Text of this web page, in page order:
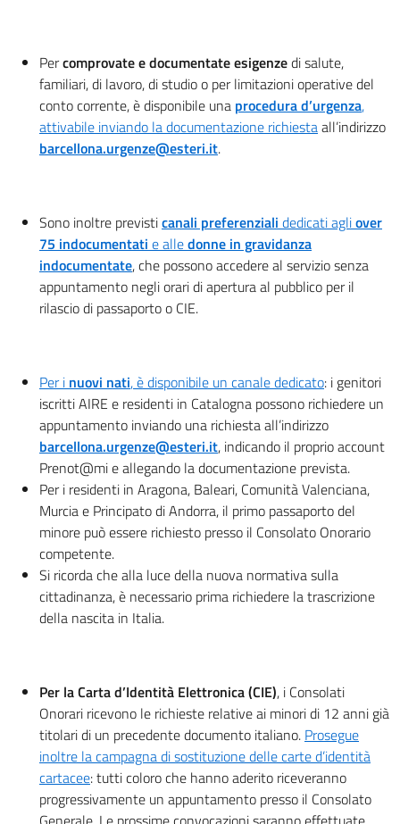
Percomprovate e documentate esigenzedi salute,
familiari, di lavoro, di studio o per limitazioni operative del
conto corrente, è disponibile una procedura d’urgenza,
attivabile inviando la documentazione richiestaall’indirizzo
barcellona.urgenze@esteri.it.
Sono inoltre previsticanali preferenziali dedicati agliover
75 indocumentati e alledonne in gravidanza
indocumentate, che possono accedere al servizio senza
appuntamento negli orari di apertura al pubblico per il
rilascio di passaporto o CIE.
Per i nuovi nati, è disponibile un canale dedicato: i genitori
iscritti AIRE e residenti in Catalogna possono richiedere un
appuntamento inviando una richiesta all’indirizzo
barcellona.urgenze@esteri.it, indicando il proprio account
Prenot@mi e allegando la documentazione prevista.
Per i residenti in Aragona, Baleari, Comunità Valenciana,
Murcia e Principato di Andorra, il primo passaporto del
minore può essere richiesto presso il Consolato Onorario
competente.
Si ricorda che alla luce della nuova normativa sulla
cittadinanza, è necessario prima richiedere la trascrizione
della nascita in Italia.
Per la Carta d’Identità Elettronica (CIE), i Consolati
Onorari ricevono le richieste relative ai minori di 12 anni già
titolari di un precedente documento italiano. Prosegue
inoltre la campagna di sostituzione delle carte d’identità
cartacee: tutti coloro che hanno aderito riceveranno
progressivamente un appuntamento presso il Consolato